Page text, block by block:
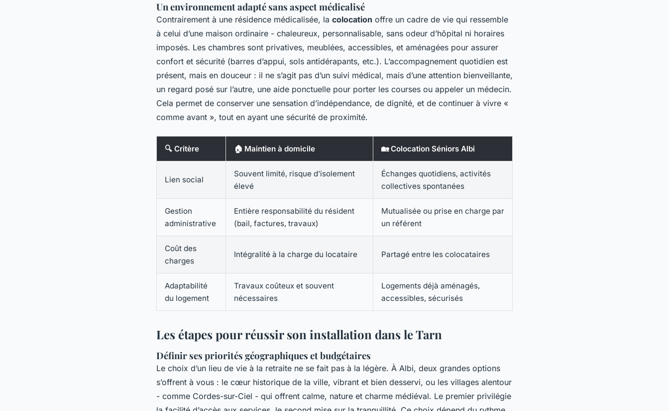
Un environnement adapté sans aspect médicalisé
Contrairement à une résidence médicalisée, la colocation offre un cadre de vie qui ressemble
à celui d’une maison ordinaire - chaleureux, personnalisable, sans odeur d’hôpital ni horaires
imposés. Les chambres sont privatives, meublées, accessibles, et aménagées pour assurer
confort et sécurité (barres d’appui, sols antidérapants, etc.). L’accompagnement quotidien est
présent, mais en douceur : il ne s’agit pas d’un suivi médical, mais d’une attention bienveillante,
un regard posé sur l’autre, une aide ponctuelle pour porter les courses ou appeler un médecin.
Cela permet de conserver une sensation d’indépendance, de dignité, et de continuer à vivre «
comme avant », tout en ayant une sécurité de proximité.
🔍 Critère 🏠 Maintien à domicile 🏡 Colocation Séniors Albi
Lien social
Souvent limité, risque d’isolement
élevé
Échanges quotidiens, activités
collectives spontanées
Gestion
administrative
Entière responsabilité du résident
(bail, factures, travaux)
Mutualisée ou prise en charge par
un référent
Coût des
charges
Intégralité à la charge du locataire Partagé entre les colocataires
Adaptabilité
du logement
Travaux coûteux et souvent
nécessaires
Logements déjà aménagés,
accessibles, sécurisés
Les étapes pour réussir son installation dans le Tarn
Définir ses priorités géographiques et budgétaires
Le choix d’un lieu de vie à la retraite ne se fait pas à la légère. À Albi, deux grandes options
s’offrent à vous : le cœur historique de la ville, vibrant et bien desservi, ou les villages alentour
- comme Cordes-sur-Ciel - qui offrent calme, nature et charme médiéval. Le premier privilégie